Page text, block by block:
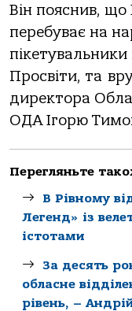
Він пояснив,
перебуває на
Просвіти, та
директора
ОДА Ігорю
Перегляньте
В Рівному
Легенд» із
істотами
За десять
обласне
рівень, –